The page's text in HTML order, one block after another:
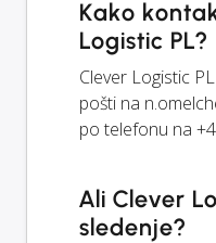
Kako
Logistic PL?
Clever Logistic
pošti na
po telefonu na
Ali Clever
sledenje?